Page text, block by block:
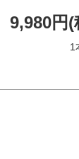
9,980円(
1